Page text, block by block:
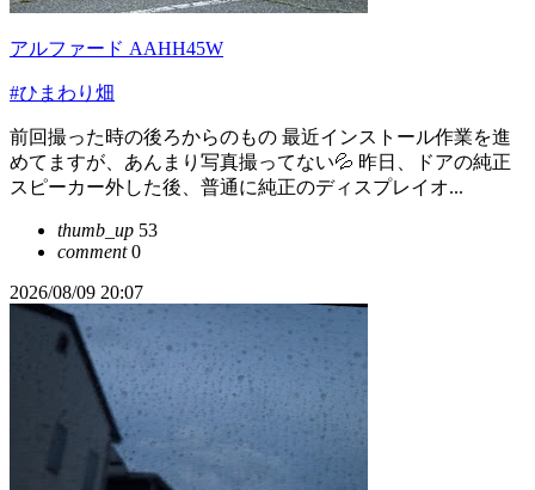
アルファード AAHH45W
#ひまわり畑
前回撮った時の後ろからのもの 最近インストール作業を進
めてますが、あんまり写真撮ってない💦 昨日、ドアの純正
スピーカー外した後、普通に純正のディスプレイオ...
thumb_up 53
comment0
2026/08/09 20:07